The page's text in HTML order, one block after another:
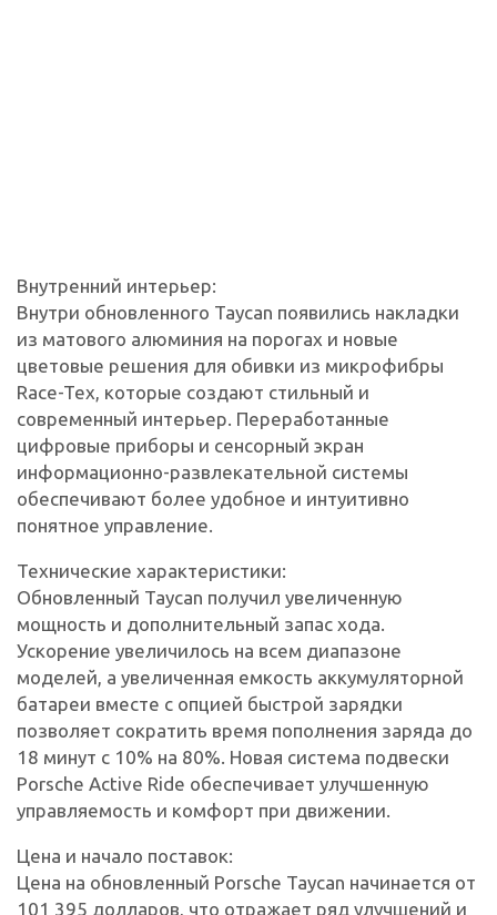
Внутренний интерьер:
Внутри обновленного Taycan появились накладки
из матового алюминия на порогах и новые
цветовые решения для обивки из микрофибры
Race-Tex, которые создают стильный и
современный интерьер. Переработанные
цифровые приборы и сенсорный экран
информационно-развлекательной системы
обеспечивают более удобное и интуитивно
понятное управление.
Технические характеристики:
Обновленный Taycan получил увеличенную
мощность и дополнительный запас хода.
Ускорение увеличилось на всем диапазоне
моделей, а увеличенная емкость аккумуляторной
батареи вместе с опцией быстрой зарядки
позволяет сократить время пополнения заряда до
18 минут с 10% на 80%. Новая система подвески
Porsche Active Ride обеспечивает улучшенную
управляемость и комфорт при движении.
Цена и начало поставок:
Цена на обновленный Porsche Taycan начинается от
101 395 долларов, что отражает ряд улучшений и